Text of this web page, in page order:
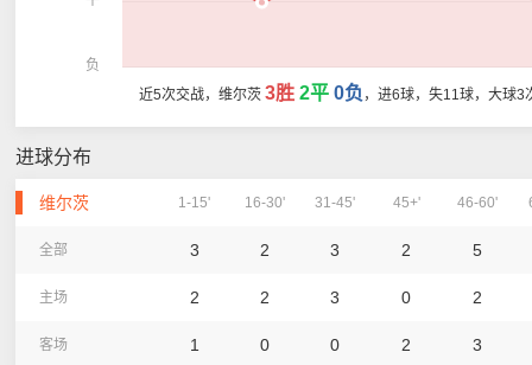
负
近5次交战，维尔茨 3胜 2平 0负 ，进6球，失11球，大球3
进球分布
维尔茨 1-15' 16-30' 31-45' 45+' 46-60'
全部 3 2 3 2 5
主场 2 2 3 0 2
客场 1 0 0 2 3